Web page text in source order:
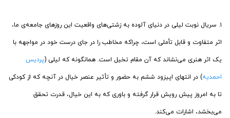
۱. سریال نوبت لیلی در دنیای آلوده به زشتی‌های واقعیت این روزهای جامعه‌ی ما،
اثر متفاوت و قابل تأملی است، چراکه مخاطب را در جای درست خود در مواجهه با
یک اثر هنری می‌نشاند که آن مقام تخیل است. همانگونه که لیلی (پردیس
احمدیه) در انتهای اپیزود ششم به حضور و تأثیر عنصر خیال در آنچه که از کودکی
تا به امروز پیش رویش قرار گرفته و باوری که به این خیال، قدرت تحقق
می‌بخشد، اشارات می‌کند.